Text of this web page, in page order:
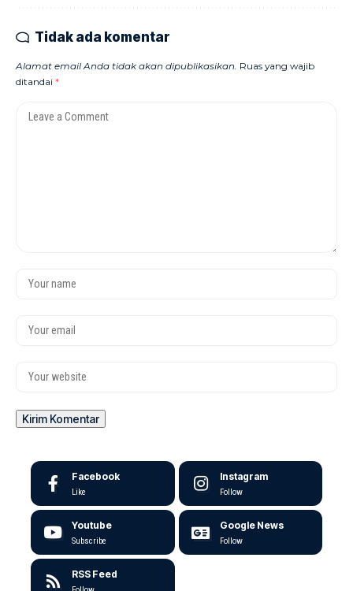
Tidak ada komentar
Alamat email Anda tidak akan dipublikasikan. Ruas yang wajib
ditandai *
Facebook
Like
Instagram
Follow
Youtube
Subscribe
Google News
Follow
RSS Feed